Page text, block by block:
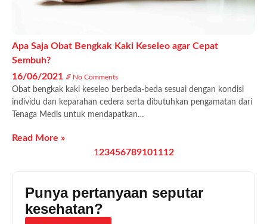
Apa Saja Obat Bengkak Kaki Keseleo agar Cepat
Sembuh?
16/06/2021
No Comments
Obat bengkak kaki keseleo berbeda-beda sesuai dengan kondisi
individu dan keparahan cedera serta dibutuhkan pengamatan dari
Tenaga Medis untuk mendapatkan…
Read More »
1 23456789101112
Punya pertanyaan seputar
kesehatan?